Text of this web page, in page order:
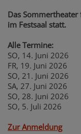
Das
im Festsaal statt.
Alle Termine:
SO, 14. Juni 2026
FR, 19. Juni 2026
SO, 21. Juni 2026
SA, 27. Juni 2026
SO, 28. Juni 2026
SO, 5. Juli 2026
Zur Anmeldung